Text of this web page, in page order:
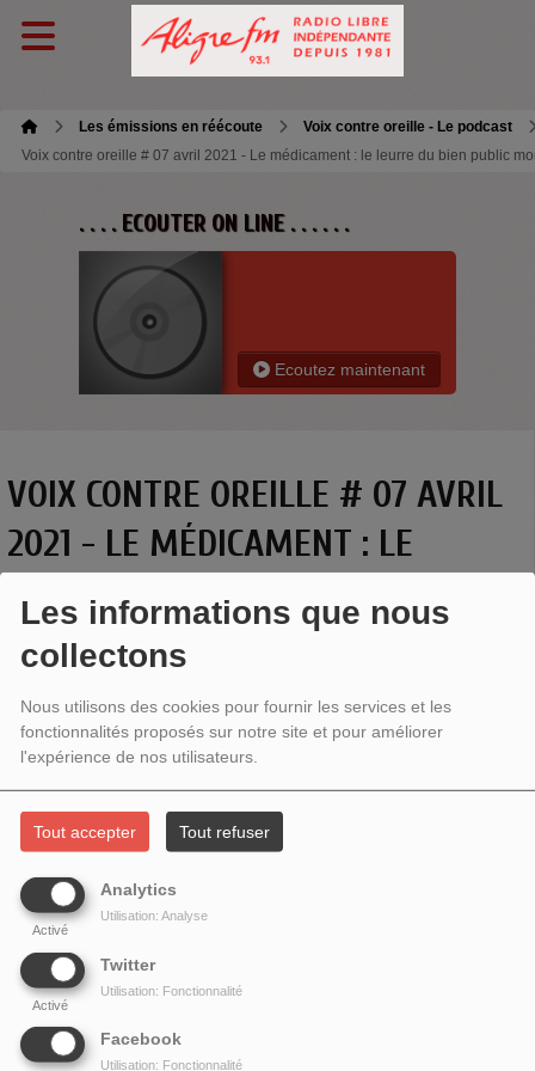
Les informations que nous
collectons
Nous utilisons des cookies pour fournir les services et les
fonctionnalités proposés sur notre site et pour améliorer
l'expérience de nos utilisateurs.
Tout accepter Tout refuser
Analytics
Activé
Utilisation: Analyse
Twitter
Activé
Utilisation: Fonctionnalité
Facebook
Utilisation: Fonctionnalité
Les émissions en réécoute
Voix contre oreille - Le podcast
Voix contre oreille # 07 avril 2021 - Le médicament : le leurre du bien public
. . . . ECOUTER ON LINE . . . . . .
Ecoutez maintenant
VOIX CONTRE OREILLE # 07 AVRIL
2021 - LE MÉDICAMENT : LE
LEURRE DU BIEN PUBLIC MONDIAL,
L’ILLUSION DU COMMUN
L'industrie pharma à l’heure de la covid
Le médicament : le leurre du bien public mondial, l’illusion du commun